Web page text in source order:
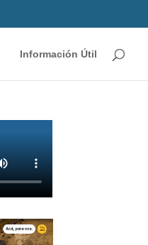
Información Útil